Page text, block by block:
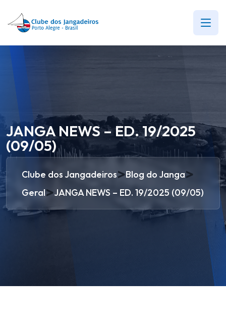
JANGA NEWS – ED. 19/2025
(09/05)
Clube dos Jangadeiros>Blog do Janga>
Geral>JANGA NEWS – ED. 19/2025 (09/05)